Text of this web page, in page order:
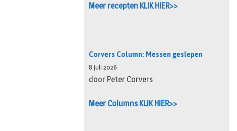
Meer recepten KLIK HIER>>
Corvers Column: Messen geslepen
8 juli 2026
door Peter Corvers
Meer Columns KLIK HIER>>